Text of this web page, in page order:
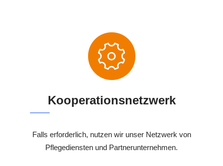
Kooperationsnetzwerk
Falls erforderlich, nutzen wir unser Netzwerk von
Pflegediensten und Partnerunternehmen.